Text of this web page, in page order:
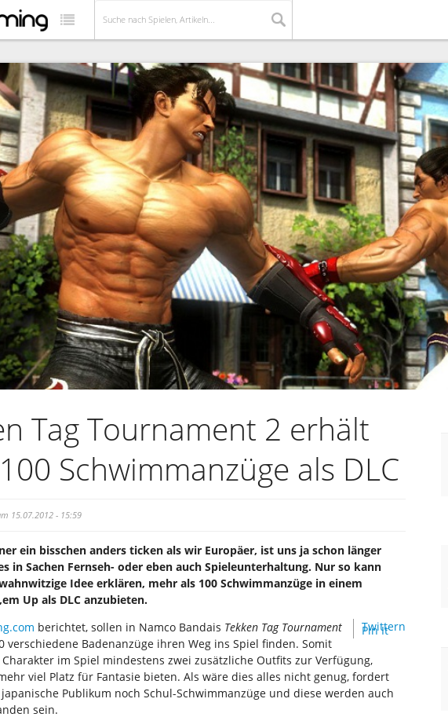
Tag Tournament 2 erhält
Schwimmanzüge als DLC
15.07.2012 - 15:59
ein bisschen anders ticken als wir Europäer, ist uns ja schon länger
in Sachen Fernseh- oder eben auch Spieleunterhaltung. Nur so kann
Idee erklären, mehr als 100 Schwimmanzüge in einem
Up als DLC anzubieten.
Twittern
Pin It
berichtet, sollen in Namco Bandais Tekken Tag Tournament
verschiedene Badenanzüge ihren Weg ins Spiel finden. Somit
im Spiel mindestens zwei zusätzliche Outfits zur Verfügung,
viel Platz für Fantasie bieten. Als wäre dies alles nicht genug, fordert
Publikum noch Schul-Schwimmanzüge und diese werden auch
sein.